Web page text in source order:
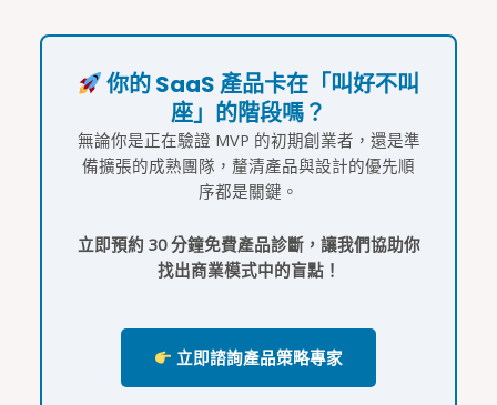
你的 SaaS 產品卡在「叫好不叫
座」的階段嗎？
無論你是正在驗證 MVP 的初期創業者，還是準
備擴張的成熟團隊，釐清產品與設計的優先順
序都是關鍵。
立即預約 30 分鐘免費產品診斷，讓我們協助你
找出商業模式中的盲點！
立即諮詢產品策略專家